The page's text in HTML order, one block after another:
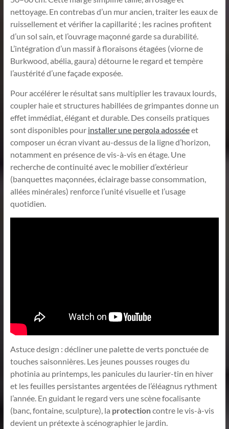
nettoyage. En contrebas d’un mur ancien, traiter les eaux de
ruissellement et vérifier la capillarité ; les racines profitent
d’un sol sain, et l’ouvrage maçonné garde sa durabilité.
L’intégration d’un massif à floraisons étagées (viorne de
Burkwood, abélia, gaura) détourne le regard et tempère
l’austérité d’une façade exposée.
Pour accélérer le résultat sans multiplier les travaux lourds,
coupler haie et structures habillées de grimpantes donne un
effet immédiat, élégant et durable. Des conseils pratiques
sont disponibles pour installer une pergola adosséeet
composer un écran vivant au-dessus de la ligne d’horizon,
notamment en présence de vis-à-vis en étage. Une
recherche de continuité avec le mobilier d’extérieur
(banquettes maçonnées, éclairage basse consommation,
allées minérales) renforce l’unité visuelle et l’usage
quotidien.
Astuce design : décliner une palette de verts ponctuée de
touches saisonnières. Les jeunes pousses rouges du
photinia au printemps, les panicules du laurier-tin en hiver
et les feuilles persistantes argentées de l’éléagnus rythment
l’année. En guidant le regard vers une scène focalisante
(banc, fontaine, sculpture), la protectioncontre le vis-à-vis
devient un prétexte à scénographier le jardin.